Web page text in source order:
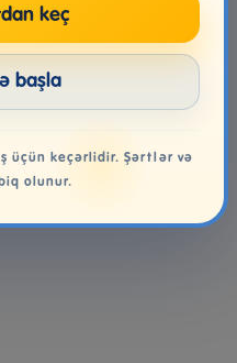
keç
başla
üçün keçərlidir. Şərtlər və
olunur.